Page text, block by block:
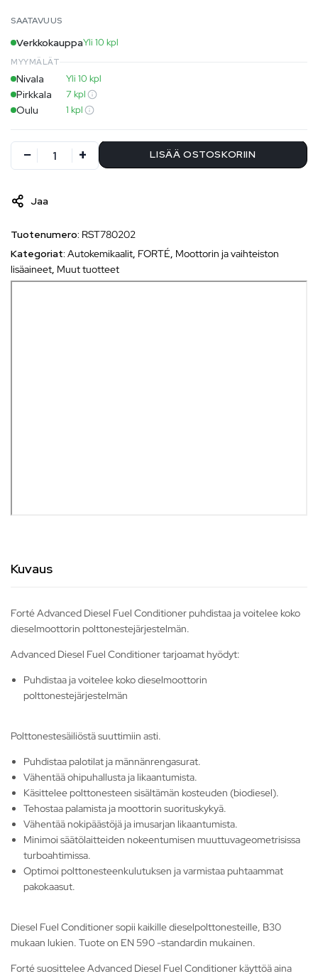
SAATAVUUS
VerkkokauppaYli 10 kpl
MYYMÄLÄT
Nivala Yli 10 kpl
Pirkkala 7 kpl
Oulu 1 kpl
LISÄÄ OSTOSKORIIN
Jaa
Tuotenumero: RST780202
Kategoriat: Autokemikaalit, FORTÉ, Moottorin ja vaihteiston
lisäaineet, Muut tuotteet
Kuvaus
Forté Advanced Diesel Fuel Conditioner puhdistaa ja voitelee koko
dieselmoottorin polttonestejärjestelmän.
Advanced Diesel Fuel Conditioner tarjoamat hyödyt:
Puhdistaa ja voitelee koko dieselmoottorin
polttonestejärjestelmän
Polttonestesäiliöstä suuttimiin asti.
Puhdistaa palotilat ja männänrengasurat.
Vähentää ohipuhallusta ja likaantumista.
Käsittelee polttonesteen sisältämän kosteuden (biodiesel).
Tehostaa palamista ja moottorin suorituskykyä.
Vähentää nokipäästöjä ja imusarjan likaantumista.
Minimoi säätölaitteiden nokeentumisen muuttuvageometrisissa
turboahtimissa.
Optimoi polttonesteenkulutuksen ja varmistaa puhtaammat
pakokaasut.
Diesel Fuel Conditioner sopii kaikille dieselpolttonesteille, B30
mukaan lukien. Tuote on EN 590 -standardin mukainen.
Forté suosittelee Advanced Diesel Fuel Conditioner käyttöä aina